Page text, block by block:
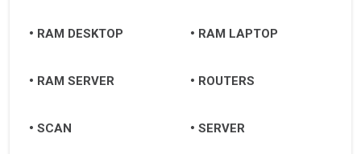
RAM DESKTOP RAM LAPTOP
RAM SERVER ROUTERS
SCAN SERVER